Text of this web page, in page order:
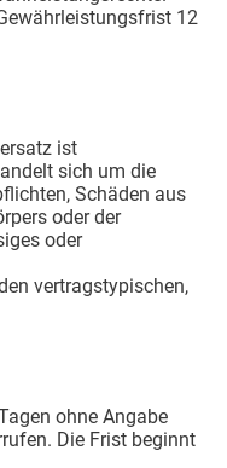
12
ist
sich um die
Schäden aus
oder der
oder
vertragstypischen,
ohne Angabe
Die Frist beginnt